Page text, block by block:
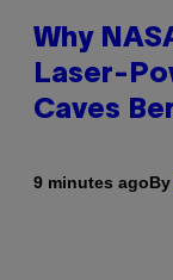
Why
Laser-
Caves
9 minutes agoBy